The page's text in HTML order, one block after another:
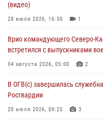
Росгвардейцы приняли
посвящённой 83‑й годовщине
05 августа 2026, 12:13 1
(видео)
28 июля 2026, 16:50 1
Врио командующего Северо-
встретился с выпускниками
04 августа 2026, 05:00 2
В ОГВ(с) завершилась
Росгвардии
20 июля 2026, 09:25 3